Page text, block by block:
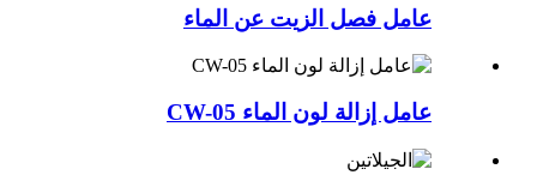
عامل فصل الزيت عن الماء
عامل إزالة لون الماء CW-05